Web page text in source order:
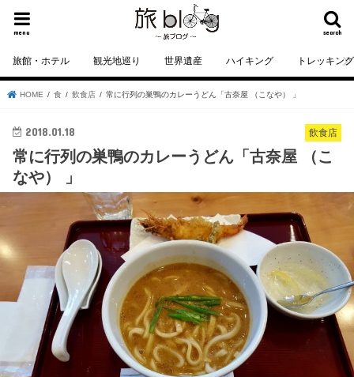
search
menu
旅館・ホテル 観光地巡り 世界遺産 ハイキング トレッキング
HOME 食 飲食店 常に行列の巣鴨のカレーうどん「古奈屋 （こなや） 」
飲食店
2018.01.18
常に行列の巣鴨のカレーうどん「古奈屋 （こ
なや） 」